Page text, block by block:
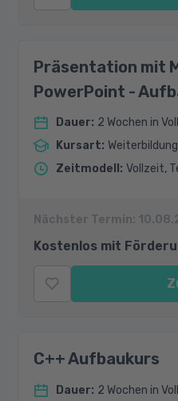
Präsentation mit
PowerPoint -
Dauer: 2 Wochen in
Kursart: Weiterbildung
Zeitmodell : Vollzeit,
Nächster Termin:
Kostenlos mit
C++ Aufbaukurs
Dauer: 2 Wochen in